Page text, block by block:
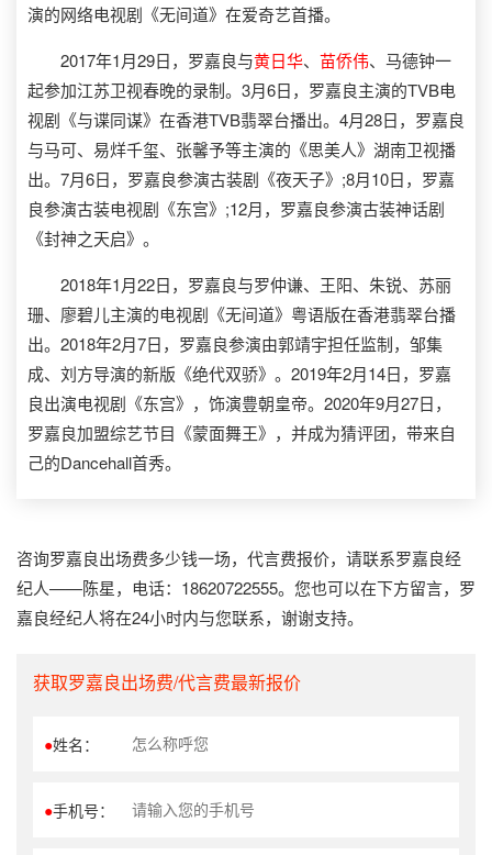
演的网络电视剧《无间道》在爱奇艺首播。
2017年1月29日，罗嘉良与黄日华、 苗侨伟、马德钟一
起参加江苏卫视春晚的录制。3月6日，罗嘉良主演的TVB电
视剧《与谍同谋》在香港TVB翡翠台播出。4月28日，罗嘉良
与马可、易烊千玺、张馨予等主演的《思美人》湖南卫视播
出。7月6日，罗嘉良参演古装剧《夜天子》;8月10日，罗嘉
良参演古装电视剧《东宫》;12月，罗嘉良参演古装神话剧
《封神之天启》。
2018年1月22日，罗嘉良与罗仲谦、王阳、朱锐、苏丽
珊、廖碧儿主演的电视剧《无间道》粤语版在香港翡翠台播
出。2018年2月7日，罗嘉良参演由郭靖宇担任监制，邹集
成、刘方导演的新版《绝代双骄》。2019年2月14日，罗嘉
良出演电视剧《东宫》，饰演豊朝皇帝。2020年9月27日，
罗嘉良加盟综艺节目《蒙面舞王》，并成为猜评团，带来自
己的Dancehall首秀。
咨询罗嘉良出场费多少钱一场，代言费报价，请联系罗嘉良经
纪人——陈星，电话：18620722555。您也可以在下方留言，罗
嘉良经纪人将在24小时内与您联系，谢谢支持。
获取罗嘉良出场费/代言费最新报价
●姓名：
●手机号：